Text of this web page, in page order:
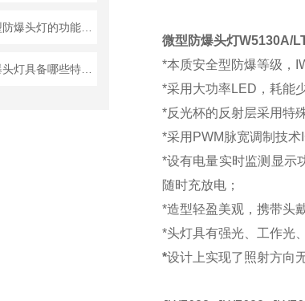
微型防爆头灯W5130A/
*本质安全型防爆等级，
*采用 大功率LED ， 耗能
*反光杯的反射层采用特
*采用PWM脉宽调制技术
*设有电量实时监测显示
随时充放电；
*造型轻盈美观， 携带头
*头灯具有强光、工作光
*设计上实现了照射方向